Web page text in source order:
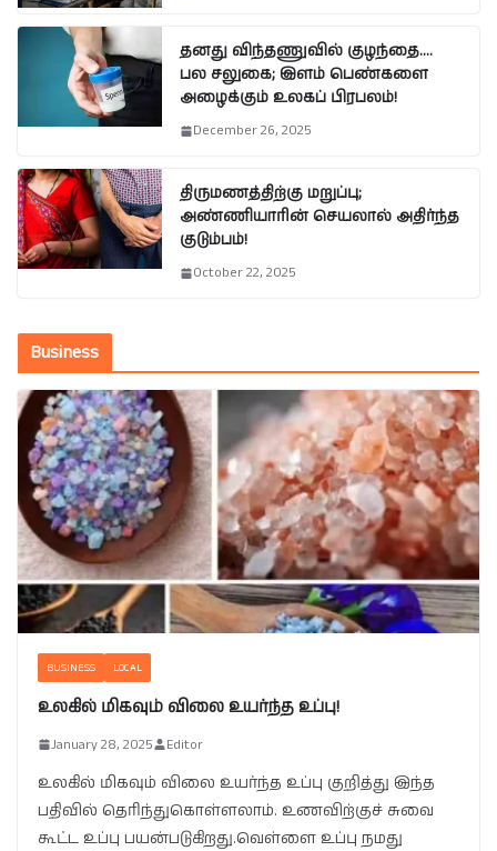
தனது விந்தணுவில் குழந்தை….
பல சலுகை; இளம் பெண்களை
அழைக்கும் உலகப் பிரபலம்!
December 26, 2025
திருமணத்திற்கு மறுப்பு;
அண்ணியாரின் செயலால் அதிர்ந்த
குடும்பம்!
October 22, 2025
Business
BUSINESS LOCAL
உலகில் மிகவும் விலை உயர்ந்த உப்பு!
January 28, 2025 Editor
உலகில் மிகவும் விலை உயர்ந்த உப்பு குறித்து இந்த
பதிவில் தெரிந்துகொள்ளலாம். உணவிற்குச் சுவை
கூட்ட உப்பு பயன்படுகிறது.வெள்ளை உப்பு நமது